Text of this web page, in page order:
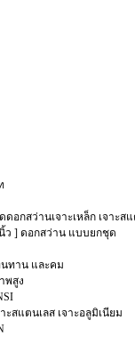
อกสว่านเจาะเหล็ก เจาะส
ว ] ดอกสว่าน แบบยกชุด
ทาน และคม
พสูง
ะสแตนเลส เจาะอลูมิเนียม